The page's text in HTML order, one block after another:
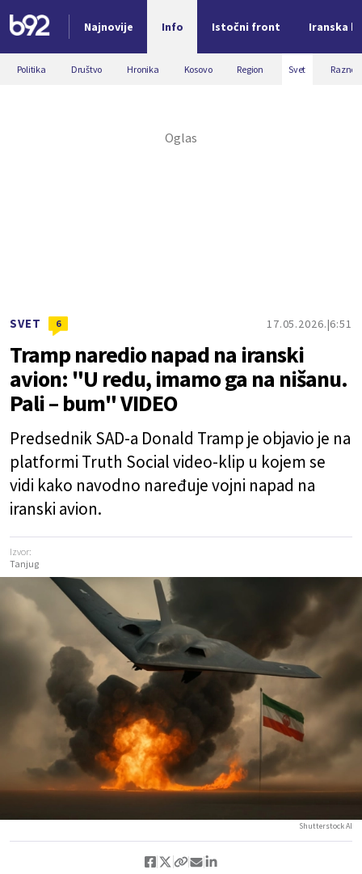
Najnovije Info Istočni front Iranska
Nova vest
Politika Društvo Hronika Kosovo Region Svet Razno
SVET 6 17.05.2026. 6:51
Tramp naredio napad na iranski
avion: "U redu, imamo ga na nišanu.
Pali – bum" VIDEO
Predsednik SAD-a Donald Tramp je objavio je na
platformi Truth Social video-klip u kojem se
vidi kako navodno naređuje vojni napad na
iranski avion.
Izvor:
Tanjug
Shutterstock Al